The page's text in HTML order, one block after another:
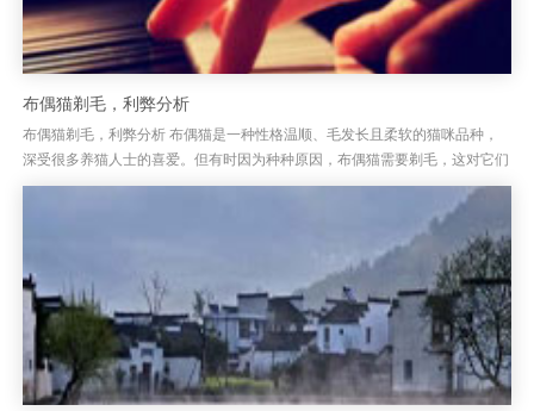
布偶猫剃毛，利弊分析
布偶猫剃毛，利弊分析 布偶猫是一种性格温顺、毛发长且柔软的猫咪品种，
深受很多养猫人士的喜爱。但有时因为种种原因，布偶猫需要剃毛，这对它们
来说到底是好还是坏呢？剃毛虽然能帮助减少掉毛问题，但这并非解决所...